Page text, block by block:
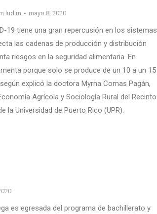
mayo 8, 2020
19 tiene una gran repercusión en los sistemas
las cadenas de producción y distribución
riesgos en la seguridad alimentaria. En
porque solo se produce de un 10 a un 15
explicó la doctora Myrna Comas Pagán,
Agrícola y Sociología Rural del Recinto
la Universidad de Puerto Rico (UPR).
es egresada del programa de bachillerato y